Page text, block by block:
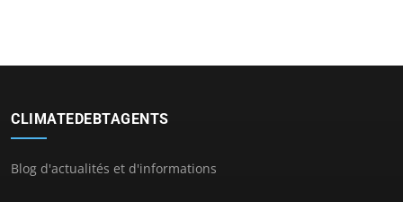
CLIMATEDEBTAGENTS
Blog d'actualités et d'informations